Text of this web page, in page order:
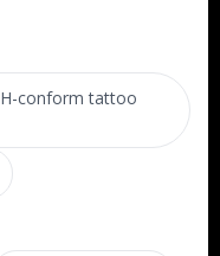
conform tattoo